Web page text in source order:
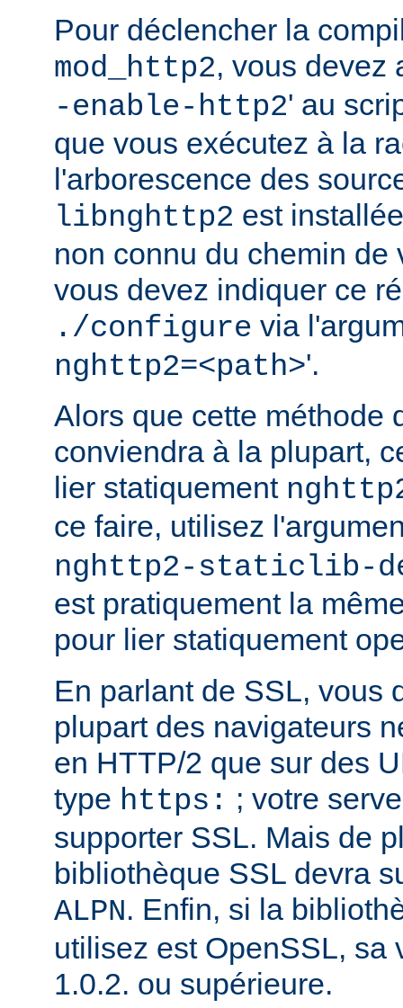
Pour déclencher la
mod_http2, vous devez
-enable-http2' au
que vous exécutez à la
l'arborescence des
libnghttp2 est
non connu du chemin de
vous devez indiquer ce
./configure via
nghttp2=<path>'.
Alors que cette méthode
conviendra à la plupart,
lier statiquement
ce faire, utilisez
nghttp2-staticlib-
est pratiquement la
pour lier statiquement
En parlant de SSL, vous
plupart des navigateurs
en HTTP/2 que sur des
type https: ; votre
supporter SSL. Mais de
bibliothèque SSL devra
ALPN. Enfin, si la
utilisez est OpenSSL, sa
1.0.2. ou supérieure.